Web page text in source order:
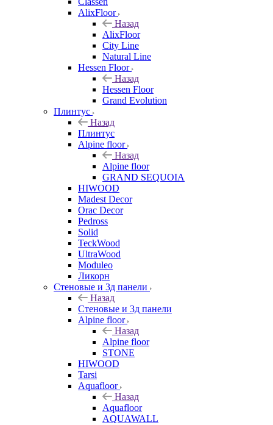
AlixFloor
Назад
AlixFloor
City Line
Natural Line
Hessen Floor
Назад
Hessen Floor
Grand Evolution
Плинтус
Назад
Плинтус
Alpine floor
Назад
Alpine floor
GRAND SEQUOIA
HIWOOD
Madest Decor
Orac Decor
Pedross
Solid
TeckWood
UltraWood
Moduleo
Ликорн
Стеновые и 3д панели
Назад
Стеновые и 3д панели
Alpine floor
Назад
Alpine floor
STONE
HIWOOD
Tarsi
Aquafloor
Назад
Aquafloor
AQUAWALL